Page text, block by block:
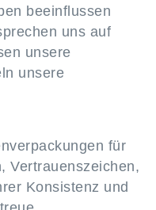
beeinflussen
uns auf
unsere
unsere
für
Vertrauenszeichen,
Konsistenz und